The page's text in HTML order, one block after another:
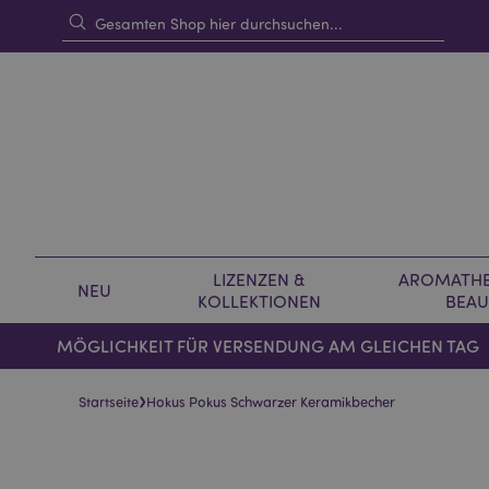
NEU
LIZENZEN &
KOLLEKTIONEN
MÖGLICHKEIT FÜR VERSENDUNG AM GLEICHEN TAG
Startseite›Hokus Pokus Schwarzer Keramikbecher